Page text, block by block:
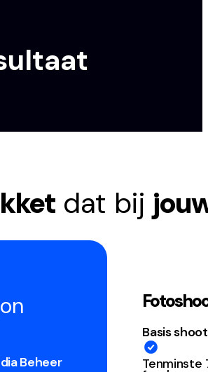
dat bij
Beheer
Basis shoot
Tenminste